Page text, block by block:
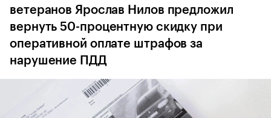
ветеранов Ярослав Нилов предложил
вернуть 50-процентную скидку при
оперативной оплате штрафов за
нарушение ПДД